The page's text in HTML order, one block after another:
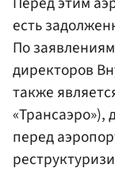
есть
По
директоров
также
«Трансаэро»),
перед